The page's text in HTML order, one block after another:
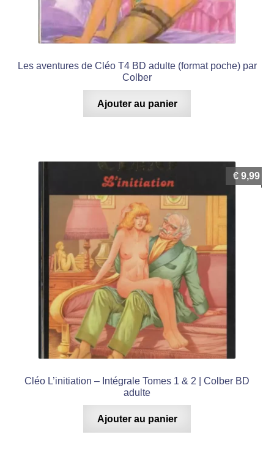
Les aventures de Cléo T4 BD adulte (format poche) par
Colber
Ajouter au panier
Cléo L’initiation – Intégrale Tomes 1 & 2 | Colber BD
adulte
€ 9,99
Ajouter au panier